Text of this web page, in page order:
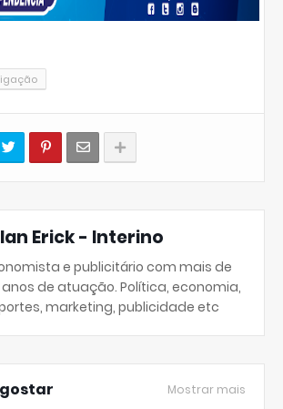
Erick - Interino
e publicitário com mais de
anos de atuação. Política, economia,
marketing, publicidade etc
Mostrar mais